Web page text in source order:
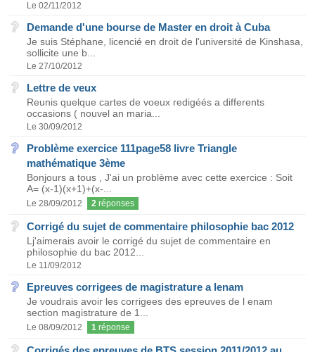
Le 02/11/2012
Demande d'une bourse de Master en droit à Cuba
Je suis Stéphane, licencié en droit de l'université de Kinshasa,
sollicite une b...
Le 27/10/2012
Lettre de veux
Reunis quelque cartes de voeux redigéés a differents
occasions ( nouvel an maria...
Le 30/09/2012
Problème exercice 111page58 livre Triangle
mathématique 3ème
Bonjours a tous , J'ai un problème avec cette exercice : Soit
A= (x-1)(x+1)+(x-...
Le 28/09/2012 2 réponses
Corrigé du sujet de commentaire philosophie bac 2012
Lj'aimerais avoir le corrigé du sujet de commentaire en
philosophie du bac 2012...
Le 11/09/2012
Epreuves corrigees de magistrature a lenam
Je voudrais avoir les corrigees des epreuves de l enam
section magistrature de 1...
Le 08/09/2012 1 réponse